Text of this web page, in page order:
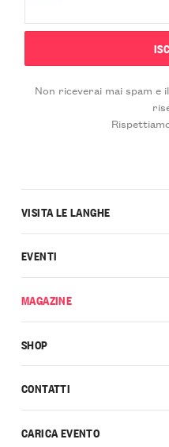
Non riceverai mai spam
CONTATTI
CARICA EVENTO
VISITA LE LANGHE
EVENTI
MAGAZINE
SHOP